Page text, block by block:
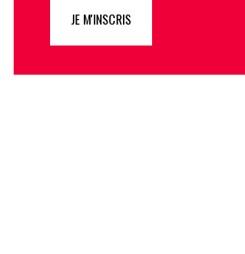
JE M'INSCRIS